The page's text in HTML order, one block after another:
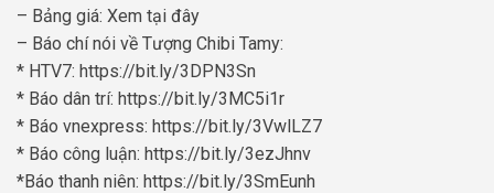
– Bảng giá: Xem tại đây
– Báo chí nói về Tượng Chibi Tamy:
* HTV7: https://bit.ly/3DPN3Sn
* Báo dân trí: https://bit.ly/3MC5i1r
* Báo vnexpress: https://bit.ly/3VwlLZ7
* Báo công luận: https://bit.ly/3ezJhnv
*Báo thanh niên: https://bit.ly/3SmEunh